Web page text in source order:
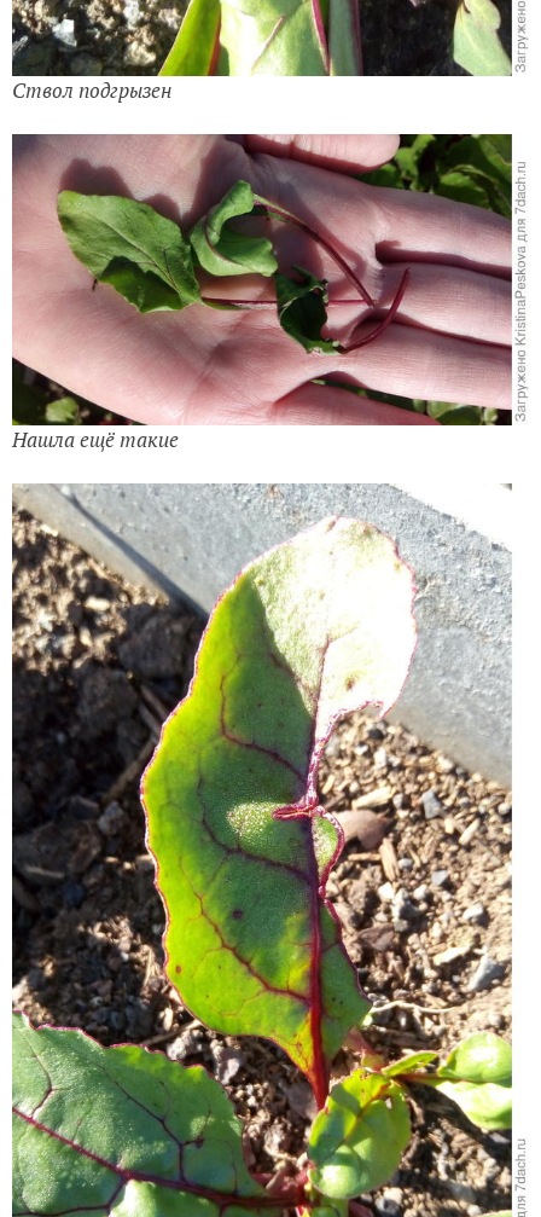
Ствол подгрызен
Нашла ещё такие